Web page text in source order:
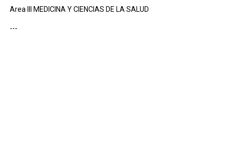
Area III MEDICINA Y CIENCIAS DE LA SALUD
---